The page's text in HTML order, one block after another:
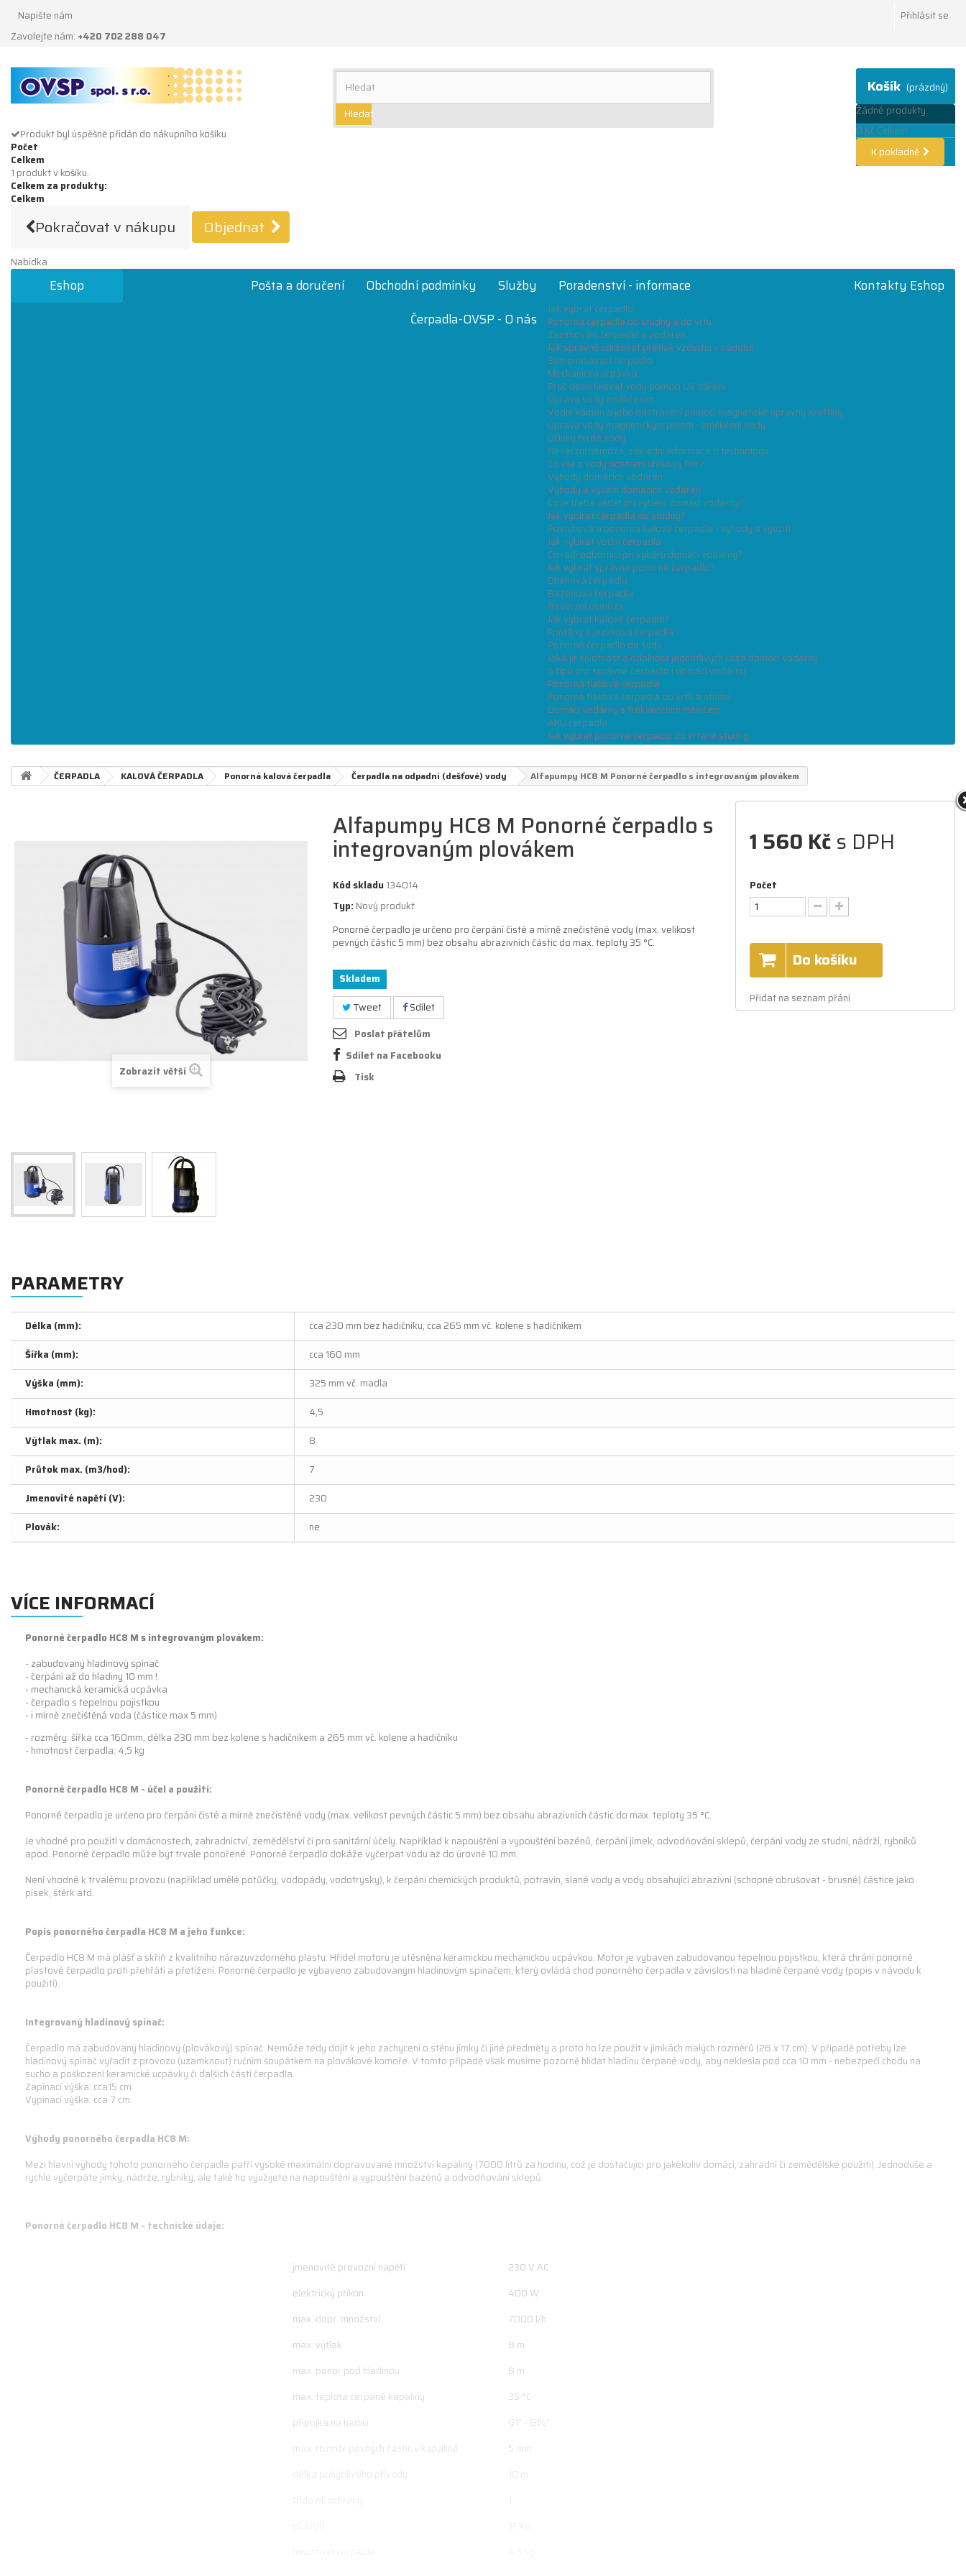
Přihlásit se
Napište nám
Zavolejte nám: +420 702 288 047
Hledat
Košík (prázdný)
Žádné produkty
0 KčCelkem
K pokladně
Produkt byl úspěšně přidán do nákupního košíku
Počet
Celkem
1 produkt v košíku.
Celkem za produkty:
Celkem
Pokračovat v nákupu Objednat
Nabídka
Eshop Kontakty Eshop
Poradenství - informace
Jak vybrat čerpadlo
Ponorná čerpadla do studny a do vrtu
Zazimování čerpadel a vodáren
Jak správně udržovat přetlak vzduchu v nádobě
Samonasávací čerpadlo
Mechanická ucpávka
Proč dezinfikovat vodu pomocí UV záření
Úprava vody změkčením
Vodní kámen a jeho odstranění pomocí magnetické úpravny Krafting
Úprava vody magnetickým polem - změkčení vody
Účinky tvrdé vody
Reverzní osmóza, základní informace o technologii
Co vše z vody odstraní uhlíkový filtr?
Výhody domácích vodáren
Výhody a využití domácích vodáren
Co je třeba vědět při výběru domácí vodárny?
Jak vybírat čerpadla do studny?
Povrchová a ponorná kalová čerpadla - výhody a využití
Jak vybírat vodní čerpadla
Co radí odborníci při výběru domácí vodárny?
Jak vybrat správné ponorné čerpadlo?
Oběhová čerpadla
Bazénová čerpadla
Reverzní osmóza
Jak vybrat kalové čerpadlo?
Fontány a jezírková čerpadla
Ponorné čerpadlo do sudu
Jaká je životnost a odolnost jednotlivých částí domácí vodárny
5 tipů pro správné čerpadlo i domácí vodárnu
Ponorná tlaková čerpadla
Ponorná tlaková čerpadla do vrtů a studní
Domácí vodárny s frekvenčním měničem
AKU čerpadla
Jak vybrat ponorné čerpadlo do vrtané studny
Služby
Obchodní podmínky
Pošta a doručení
Čerpadla-OVSP - O nás
ČERPADLA KALOVÁ ČERPADLA Ponorná kalová čerpadla Čerpadla na odpadní (dešťové) vody Alfapumpy HC8 M Ponorné čerpadlo s integrovaným plovákem
Zobrazit větší
Alfapumpy HC8 M Ponorné čerpadlo s
integrovaným plovákem
Kód skladu 134014
Typ: Nový produkt
Ponorné čerpadlo je určeno pro čerpání čisté a mírně znečistěné vody (max. velikost
pevných částic 5 mm) bez obsahu abrazivních částic do max. teploty 35 °C.
Skladem
Tweet
Sdílet
Poslat přátelům
Sdílet na Facebooku
Tisk
1 560 Kčs DPH
Počet
Do košíku
Přidat na seznam přání
PARAMETRY
Délka (mm):
cca 230 mm bez hadičníku, cca 265 mm vč. kolene s hadičníkem
Šířka (mm):
cca 160 mm
Výška (mm):
325 mm vč. madla
Hmotnost (kg):
4,5
Výtlak max. (m):
8
Průtok max. (m3/hod):
7
Jmenovité napětí (V):
230
Plovák:
ne
VÍCE INFORMACÍ
Ponorné čerpadlo HC8 M s integrovaným plovákem:
- zabudovaný hladinový spínač
- čerpání až do hladiny 10 mm !
- mechanická keramická ucpávka
- čerpadlo s tepelnou pojistkou
- i mírně znečištěná voda (částice max 5 mm)
- rozměry: šířka cca 160mm, délka 230 mm bez kolene s hadičníkem a 265 mm vč. kolene a hadičníku
- hmotnost čerpadla: 4,5 kg
Ponorné čerpadlo HC8 M - účel a použití:
Ponorné čerpadlo je určeno pro čerpání čisté a mírně znečistěné vody (max. velikost pevných částic 5 mm) bez obsahu abrazivních částic do max. teploty 35 °C.
Je vhodné pro použití v domácnostech, zahradnictví, zemědělství či pro sanitární účely. Například k napouštění a vypouštění bazénů, čerpání jímek, odvodňování sklepů, čerpání vody ze studní, nádrží, rybníků
apod. Ponorné čerpadlo může být trvale ponořené. Ponorné čerpadlo dokáže vyčerpat vodu až do úrovně 10 mm.
Není vhodné k trvalému provozu (například umělé potůčky, vodopády, vodotrysky), k čerpání chemických produktů, potravin, slané vody a vody obsahující abrazivní (schopné obrušovat - brusné) částice jako
písek, štěrk atd.
Popis ponorného čerpadla HC8 M a jeho funkce:
Čerpadlo HC8 M má plášť a skříň z kvalitního nárazuvzdorného plastu. Hřídel motoru je utěsněna keramickou mechanickou ucpávkou. Motor je vybaven zabudovanou tepelnou pojistkou, která chrání ponorné
plastové čerpadlo proti přehřátí a přetížení. Ponorné čerpadlo je vybaveno zabudovaným hladinovým spínačem, který ovládá chod ponorného čerpadla v závislosti na hladině čerpané vody (popis v návodu k
použití).
Integrovaný hladinový spínač:
Čerpadlo má zabudovaný hladinový (plovákový) spínač. Nemůže tedy dojít k jeho zachycení o stěnu jímky či jiné předměty a proto ho lze použít v jímkách malých rozměrů (26 x 17 cm). V případě potřeby lze
hladinový spínač vyřadit z provozu (uzamknout) ručním šoupátkem na plovákové komoře. V tomto případě však musíme pozorně hlídat hladinu čerpané vody, aby neklesla pod cca 10 mm - nebezpečí chodu na
sucho a poškození keramické ucpávky či dalších částí čerpadla.
Zapínací výška: cca15 cm
Vypínací výška: cca 7 cm
Výhody ponorného čerpadla HC8 M:
Mezi hlavní výhody tohoto ponorného čerpadla patří vysoké maximální dopravované množství kapaliny (7000 litrů za hodinu, což je dostačující pro jakékoliv domácí, zahradní či zemědělské použití). Jednoduše a
rychle vyčerpáte jímky, nádrže, rybníky, ale také ho využijete na napouštění a vypouštění bazénů a odvodňování sklepů.
Ponorné čerpadlo HC8 M - technické údaje:
jmenovité provozní napětí
230 V AC
elektrický příkon
400 W
max. dopr. množství
7000 l/h
max. výtlak
8 m
max. ponor pod hladinou
8 m
max. teplota čerpané kapaliny
35 °C
přípojka na hadici
G1" - G1½"
max. rozměr pevných částic v kapalině
5 mm